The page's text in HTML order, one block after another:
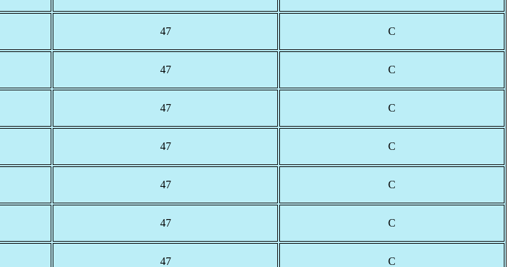
47 С
47 С
47 С
47 С
47 С
47 С
47 С